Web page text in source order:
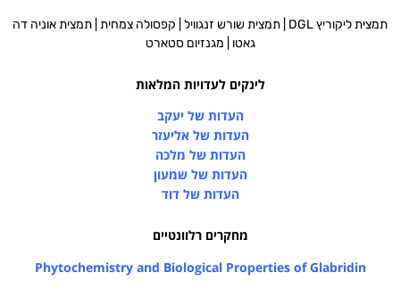
תמצית ליקוריץ DGL | תמצית שורש זנגוויל | קפסולה צמחית | תמצית אוניה דה
גאטו | מגנזיום סטארט
לינקים לעדויות המלאות
העדות של יעקב
העדות של אליעזר
העדות של מלכה
העדות של שמעון
העדות של דוד
מחקרים רלוונטיים
Phytochemistry and Biological Properties of Glabridin